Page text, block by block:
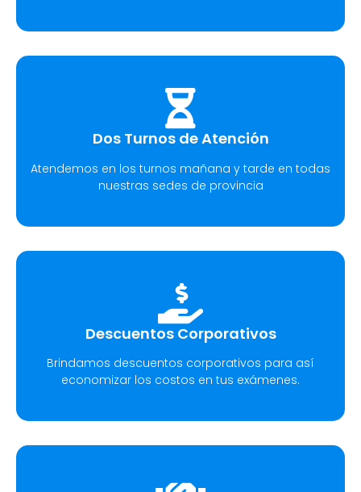
Dos Turnos de Atención
Atendemos en los turnos mañana y tarde en todas
nuestras sedes de provincia
Descuentos Corporativos
Brindamos descuentos corporativos para así
economizar los costos en tus exámenes.